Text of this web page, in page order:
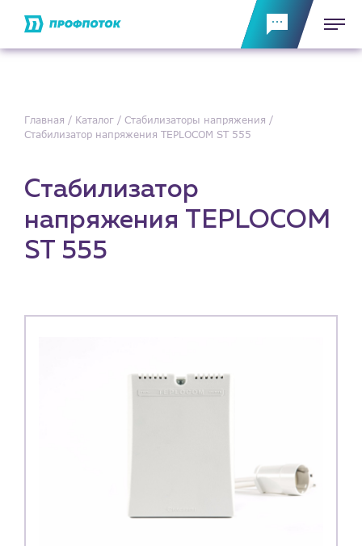
Главная Каталог
Стабилизаторы напряжения
Стабилизатор напряжения TEPLOCOM ST 555
Стабилизатор
напряжения TEPLOCOM
ST 555